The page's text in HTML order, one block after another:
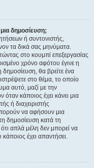
δημοσίευση;
ή συντονιστής,
τα δικά σας μηνύματα.
στο κουμπί επεξεργασίας
χρόνο αφότου έγινε η
θα βρείτε ένα
στο θέμα, το οποίο
αυτό, μαζί με την
κάποιος έχει κάνει μια
ή διαχειριστής
να αφήσουν μια
δημοσίευση κατά τη
απλά μέλη δεν μπορεί να
έχει απαντήσει.